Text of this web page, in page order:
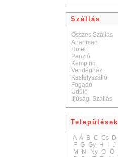
Szállás
Összes Szállás
Apartman
Hotel
Panzió
Kemping
Vendégház
Kastélyszálló
Fogadó
Üdülő
Ifjúsági Szállás
Települések
A Á B C Cs D
F G Gy H J
M
N Ny O Ö